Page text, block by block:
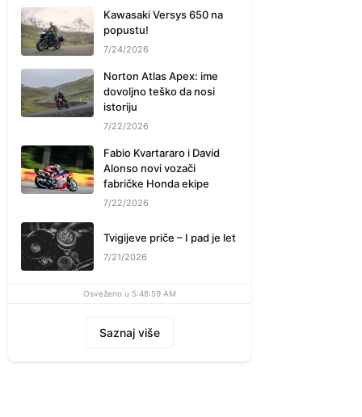
Kawasaki Versys 650 na
popustu!
7/24/2026
Norton Atlas Apex: ime
dovoljno teško da nosi
istoriju
7/22/2026
Fabio Kvartararo i David
Alonso novi vozači
fabričke Honda ekipe
7/22/2026
Tvigijeve priče – I pad je let
7/21/2026
Osveženo u 5:48:59 AM
Saznaj više